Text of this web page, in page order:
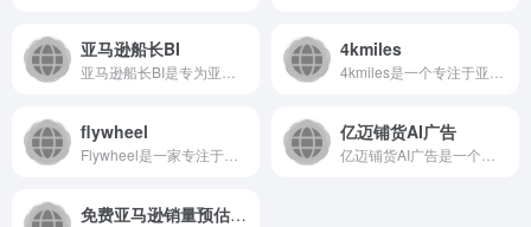
亚马逊船长BI 4kmiles
flywheel 亿迈铺货AI广告
免费亚马逊销量预估计算器